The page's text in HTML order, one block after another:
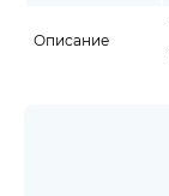
Описание